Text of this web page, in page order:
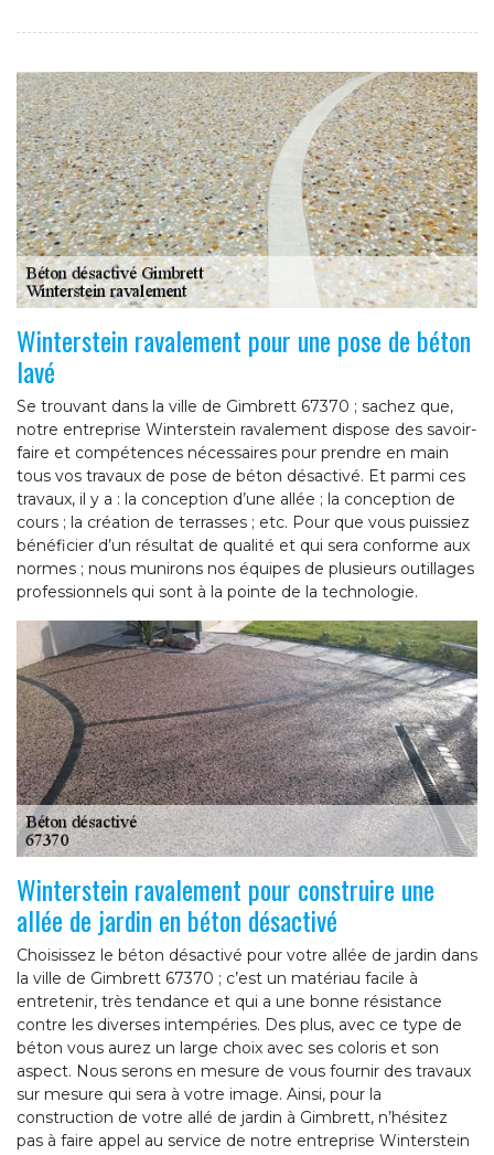
Winterstein ravalement pour une pose de béton
lavé
Se trouvant dans la ville de Gimbrett 67370 ; sachez que,
notre entreprise Winterstein ravalement dispose des savoir-
faire et compétences nécessaires pour prendre en main
tous vos travaux de pose de béton désactivé. Et parmi ces
travaux, il y a : la conception d’une allée ; la conception de
cours ; la création de terrasses ; etc. Pour que vous puissiez
bénéficier d’un résultat de qualité et qui sera conforme aux
normes ; nous munirons nos équipes de plusieurs outillages
professionnels qui sont à la pointe de la technologie.
Winterstein ravalement pour construire une
allée de jardin en béton désactivé
Choisissez le béton désactivé pour votre allée de jardin dans
la ville de Gimbrett 67370 ; c’est un matériau facile à
entretenir, très tendance et qui a une bonne résistance
contre les diverses intempéries. Des plus, avec ce type de
béton vous aurez un large choix avec ses coloris et son
aspect. Nous serons en mesure de vous fournir des travaux
sur mesure qui sera à votre image. Ainsi, pour la
construction de votre allé de jardin à Gimbrett, n’hésitez
pas à faire appel au service de notre entreprise Winterstein